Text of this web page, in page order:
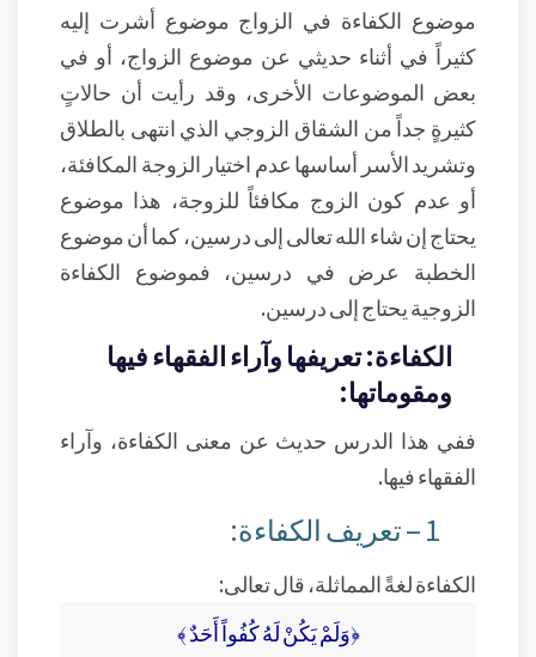
موضوع الكفاءة في الزواج موضوع أشرت إليه
كثيراً في أثناء حديثي عن موضوع الزواج، أو في
بعض الموضوعات الأخرى، وقد رأيت أن حالاتٍ
كثيرةٍ جداً من الشقاق الزوجي الذي انتهى بالطلاق
وتشريد الأسر أساسها عدم اختيار الزوجة المكافئة،
أو عدم كون الزوج مكافئاً للزوجة، هذا موضوع
يحتاج إن شاء الله تعالى إلى درسين، كما أن موضوع
الخطبة عرض في درسين، فموضوع الكفاءة
الزوجية يحتاج إلى درسين.
الكفاءة: تعريفها وآراء الفقهاء فيها
ومقوماتها:
ففي هذا الدرس حديث عن معنى الكفاءة، وآراء
الفقهاء فيها.
1 – تعريف الكفاءة:
الكفاءة لغةً المماثلة، قال تعالى:
﴿وَلَمْ يَكُنْ لَهُ كُفُواً أَحَدٌ ﴾